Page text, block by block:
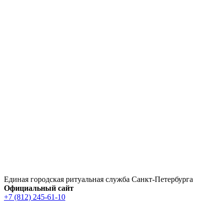
Единая городская ритуальная служба Санкт‑Петербурга
Официальный сайт
+7 (812) 245-61-10